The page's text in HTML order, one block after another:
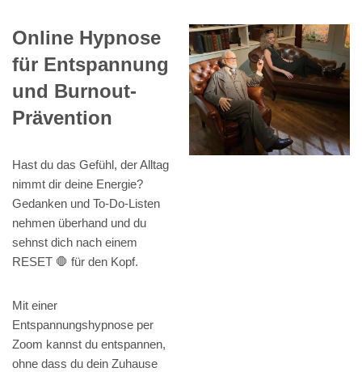
Online Hypnose
für Entspannung
und Burnout-
Prävention
Hast du das Gefühl, der Alltag
nimmt dir deine Energie?
Gedanken und To-Do-Listen
nehmen überhand und du
sehnst dich nach einem
RESET 🛑 für den Kopf.
Mit einer
Entspannungshypnose per
Zoom kannst du entspannen,
ohne dass du dein Zuhause